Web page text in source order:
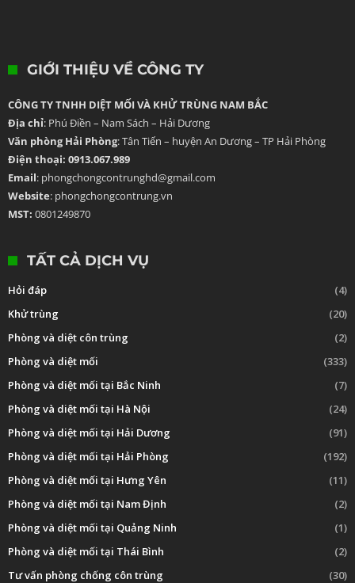
GIỚI THIỆU VỀ CÔNG TY
CÔNG TY TNHH DIỆT MỐI VÀ KHỬ TRÙNG NAM BẮC
Địa chỉ: Phú Điền – Nam Sách – Hải Dương
Văn phòng Hải Phòng: Tân Tiến – huyện An Dương – TP Hải Phòng
Điện thoại: 0913.067.989
Email: phongchongcontrunghd@gmail.com
Website: phongchongcontrung.vn
MST: 0801249870
TẤT CẢ DỊCH VỤ
Hỏi đáp
(4)
Khử trùng
(20)
Phòng và diệt côn trùng
(2)
Phòng và diệt mối
(333)
Phòng và diệt mối tại Bắc Ninh
(7)
Phòng và diệt mối tại Hà Nội
(24)
Phòng và diệt mối tại Hải Dương
(91)
Phòng và diệt mối tại Hải Phòng
(192)
Phòng và diệt mối tại Hưng Yên
(11)
Phòng và diệt mối tại Nam Định
(2)
Phòng và diệt mối tại Quảng Ninh
(1)
Phòng và diệt mối tại Thái Bình
(2)
Tư vấn phòng chống côn trùng
(30)